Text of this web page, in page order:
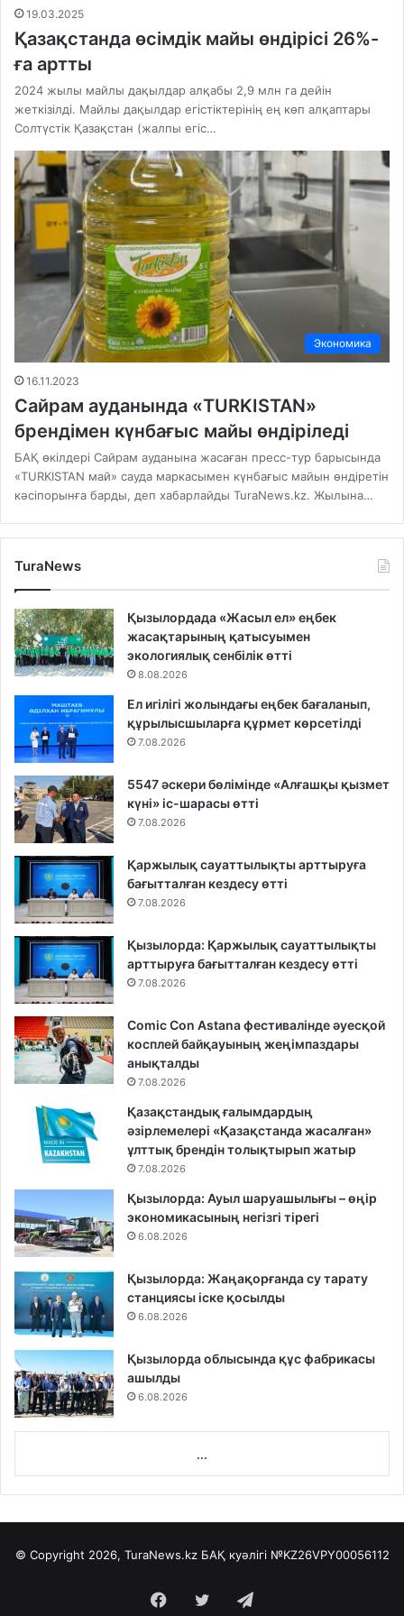
19.03.2025
Қазақстанда өсімдік майы өндірісі 26%-
ға артты
2024 жылы майлы дақылдар алқабы 2,9 млн га дейін
жеткізілді. Майлы дақылдар егістіктерінің ең көп алқаптары
Солтүстік Қазақстан (жалпы егіс…
Экономика
16.11.2023
Cайрам ауданында «TURKISTAN»
брендімен күнбағыс майы өндіріледі
БАҚ өкілдері Сайрам ауданына жасаған пресс-тур барысында
«TURKISTAN май» сауда маркасымен күнбағыс майын өндіретін
кәсіпорынға барды, деп хабарлайды TuraNews.kz. Жылына…
TuraNews
Қызылордада «Жасыл ел» еңбек
жасақтарының қатысуымен
экологиялық сенбілік өтті
8.08.2026
Ел игілігі жолындағы еңбек бағаланып,
құрылысшыларға құрмет көрсетілді
7.08.2026
5547 әскери бөлімінде «Алғашқы қызмет
күні» іс-шарасы өтті
7.08.2026
Қаржылық сауаттылықты арттыруға
бағытталған кездесу өтті
7.08.2026
Қызылорда: Қаржылық сауаттылықты
арттыруға бағытталған кездесу өтті
7.08.2026
Comic Con Astana фестивалінде әуесқой
косплей байқауының жеңімпаздары
анықталды
7.08.2026
Қазақстандық ғалымдардың
әзірлемелері «Қазақстанда жасалған»
ұлттық брендін толықтырып жатыр
7.08.2026
Қызылорда: Ауыл шаруашылығы – өңір
экономикасының негізгі тірегі
6.08.2026
Қызылорда: Жаңақорғанда су тарату
станциясы іске қосылды
6.08.2026
Қызылорда облысында құс фабрикасы
ашылды
6.08.2026
...
© Copyright 2026, TuraNews.kz БАҚ куәлігі №KZ26VPY00056112
Facebook
Twitter